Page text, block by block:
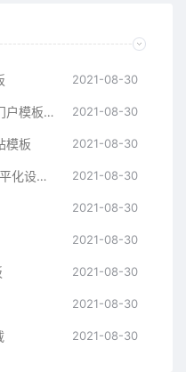
2021-08-30
新台州phpwind模板 地方论坛门户模板下载 2021-08-30
模板 2021-08-30
PMX Blue简约phpwind模板 扁平化设计模板 2021-08-30
2021-08-30
2021-08-30
2021-08-30
2021-08-30
2021-08-30